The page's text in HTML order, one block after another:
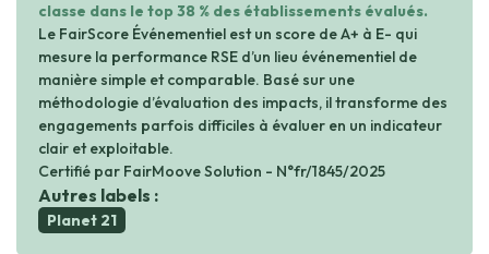
classe dans le top 38 % des établissements évalués.
Le FairScore Événementiel est un score de A+ à E- qui
mesure la performance RSE d’un lieu événementiel de
manière simple et comparable. Basé sur une
méthodologie d’évaluation des impacts, il transforme des
engagements parfois difficiles à évaluer en un indicateur
clair et exploitable.
Certifié par FairMoove Solution - N°fr/1845/2025
Autres labels :
Planet 21